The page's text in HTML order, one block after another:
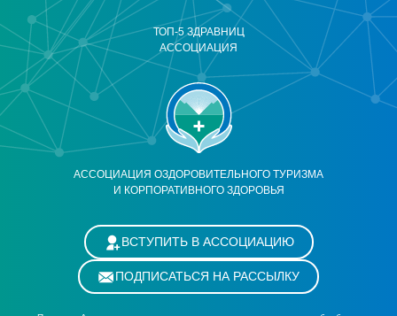
АССОЦИАЦИЯ ОЗДОРОВИТЕЛЬНОГО ТУРИЗМА
И КОРПОРАТИВНОГО ЗДОРОВЬЯ
ТОП-5 ЗДРАВНИЦ
АССОЦИАЦИЯ
ВСТУПИТЬ В АССОЦИАЦИЮ
ПОДПИСАТЬСЯ НА РАССЫЛКУ